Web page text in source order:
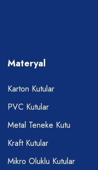
Materyal
Karton Kutular
PVC Kutular
Metal Teneke Kutu
Kraft Kutular
Mikro Oluklu Kutular